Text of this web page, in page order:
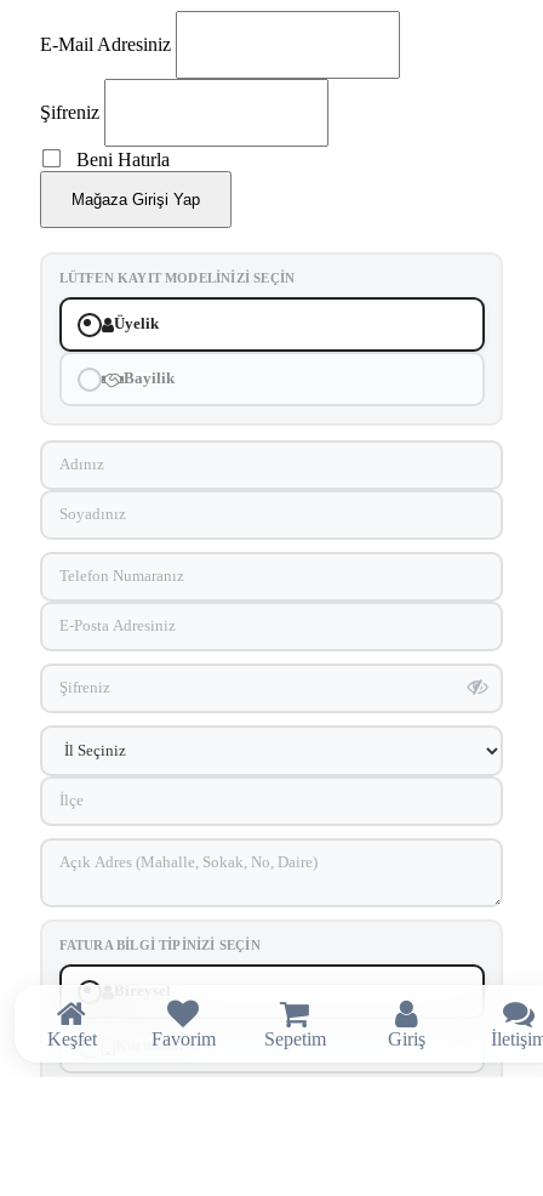
E-Mail Adresiniz
Şifreniz
Beni Hatırla
Mağaza Girişi Yap
LÜTFEN KAYIT MODELINIZI SEÇIN
Üyelik
Bayilik
FATURA BILGI TIPINIZI SEÇIN
Kurumsal
Keşfet Favorim Sepetim Giriş